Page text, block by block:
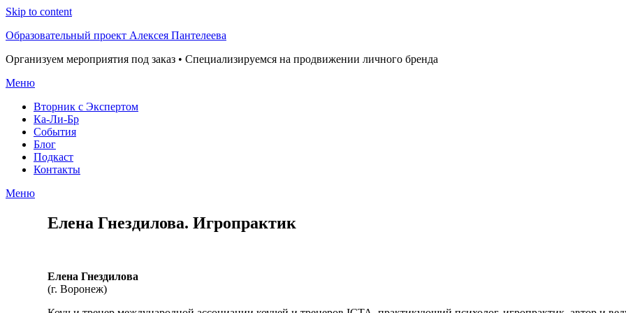
Skip to content
Образовательный проект Алексея Пантелеева
Организуем мероприятия под заказ • Специализируемся на продвижении личного бренда
Меню
Вторник с Экспертом
Ка-Ли-Бр
События
Блог
Подкаст
Контакты
Меню
Елена Гнездилова. Игропрактик
Елена Гнездилова
(г. Воронеж)